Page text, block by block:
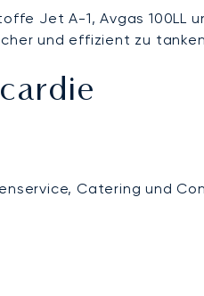
Jet A-1, Avgas 100LL
und effizient zu
Catering und